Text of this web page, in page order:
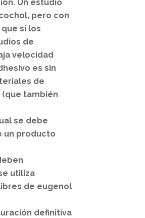
Un estudio
pero con
si los
de
velocidad
es sin
de
también
se debe
un producto
utiliza
de eugenol
definitiva